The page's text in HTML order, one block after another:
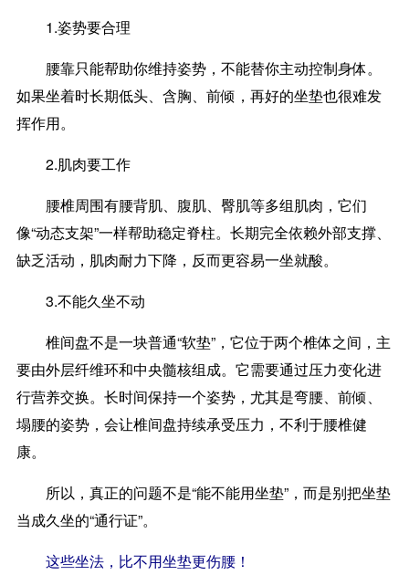
1.姿势要合理
腰靠只能帮助你维持姿势，不能替你主动控制身体。
如果坐着时长期低头、含胸、前倾，再好的坐垫也很难发
挥作用。
2.肌肉要工作
腰椎周围有腰背肌、腹肌、臀肌等多组肌肉，它们
像“动态支架”一样帮助稳定脊柱。长期完全依赖外部支撑、
缺乏活动，肌肉耐力下降，反而更容易一坐就酸。
3.不能久坐不动
椎间盘不是一块普通“软垫”，它位于两个椎体之间，主
要由外层纤维环和中央髓核组成。它需要通过压力变化进
行营养交换。长时间保持一个姿势，尤其是弯腰、前倾、
塌腰的姿势，会让椎间盘持续承受压力，不利于腰椎健
康。
所以，真正的问题不是“能不能用坐垫”，而是别把坐垫
当成久坐的“通行证”。
这些坐法，比不用坐垫更伤腰！